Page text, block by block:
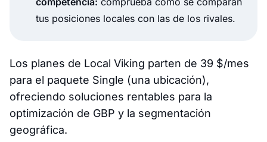
tus posiciones locales con las de los rivales.
Los planes de Local Viking parten de 39 $/mes
para el paquete Single (una ubicación),
ofreciendo soluciones rentables para la
optimización de GBP y la segmentación
geográfica.